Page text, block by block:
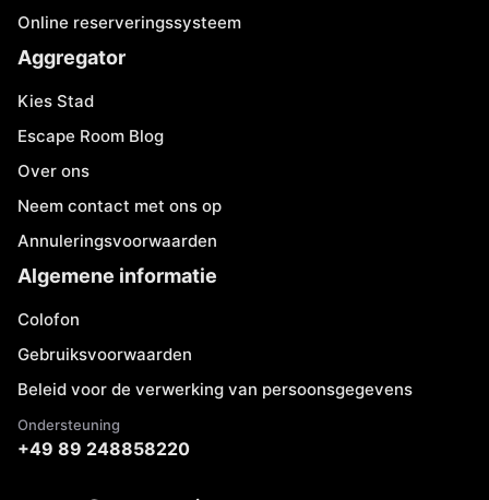
Online reserveringssysteem
Aggregator
Kies Stad
Escape Room Blog
Over ons
Neem contact met ons op
Annuleringsvoorwaarden
Algemene informatie
Colofon
Gebruiksvoorwaarden
Beleid voor de verwerking van persoonsgegevens
Ondersteuning
+49 89 248858220